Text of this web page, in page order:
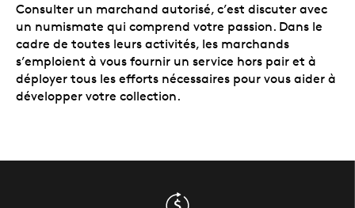
Consulter un marchand autorisé, c’est discuter avec
un numismate qui comprend votre passion. Dans le
cadre de toutes leurs activités, les marchands
s’emploient à vous fournir un service hors pair et à
déployer tous les efforts nécessaires pour vous aider à
développer votre collection.